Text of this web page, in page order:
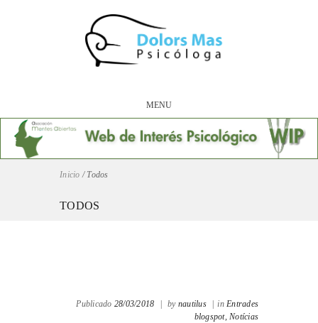
MENU
Inicio / Todos
TODOS
Publicado 28/03/2018 by nautilus in Entrades
blogspot, Notícias